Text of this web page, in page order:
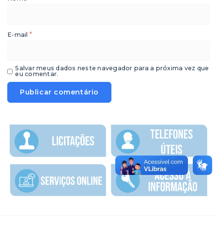
E-mail *
Salvar meus dados neste navegador para a próxima vez que
eu comentar.